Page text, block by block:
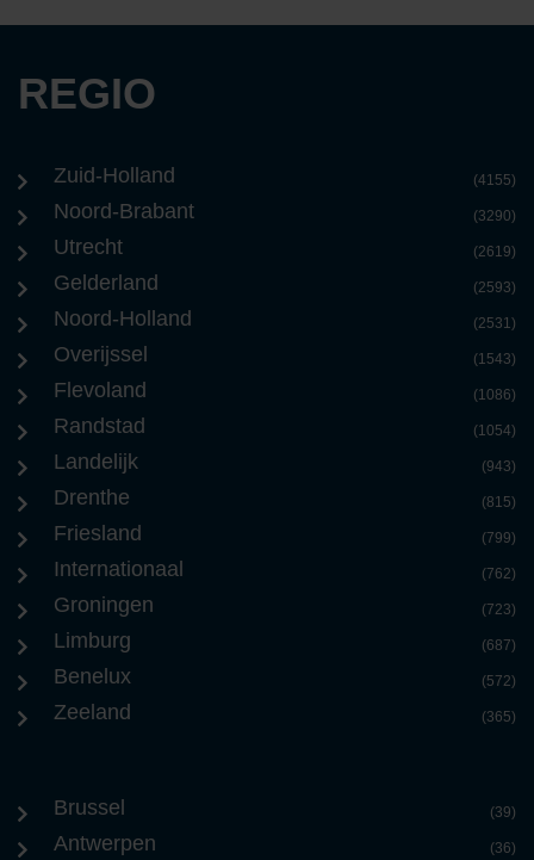
REGIO
Zuid-Holland (4155)
Noord-Brabant (3290)
Utrecht (2619)
Gelderland (2593)
Noord-Holland (2531)
Overijssel (1543)
Flevoland (1086)
Randstad (1054)
Landelijk (943)
Drenthe (815)
Friesland (799)
Internationaal (762)
Groningen (723)
Limburg (687)
Benelux (572)
Zeeland (365)
Brussel (39)
Antwerpen (36)